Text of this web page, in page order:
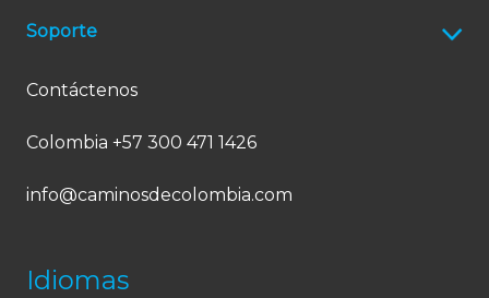
Soporte
Contáctenos
Colombia +57 300 471 1426
info@caminosdecolombia.com
Idiomas